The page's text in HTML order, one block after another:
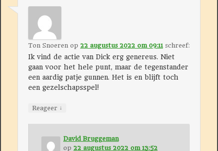
Ton Snoerenop 22 augustus 2022 om 09:11 schreef:
Ik vind de actie van Dick erg genereus. Niet
gaan voor het hele punt, maar de tegenstander
een aardig patje gunnen. Het is en blijft toch
een gezelschapsspel!
Reageer ↓
David Bruggeman
op 22 augustus 2022 om 13:52